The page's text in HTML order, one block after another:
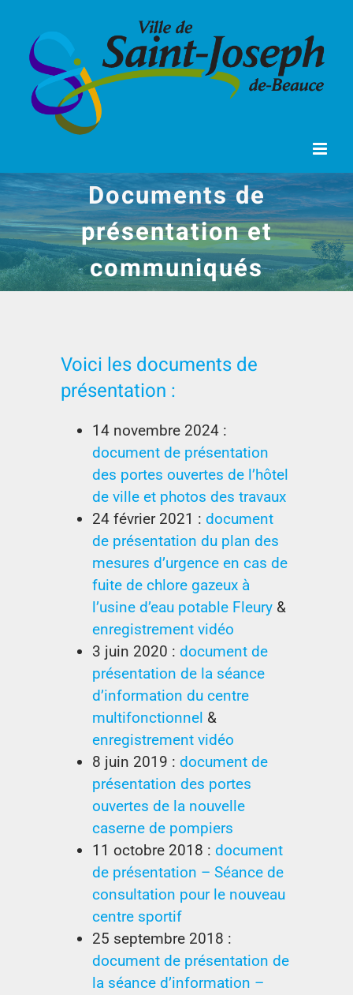
contenu
Documents de
présentation et
communiqués
Voici les documents de
présentation :
14 novembre 2024 :
document de présentation
des portes ouvertes de l’hôtel
de ville et photos des travaux
24 février 2021 :document
de présentation du plan des
mesures d’urgence en cas de
fuite de chlore gazeux à
l’usine d’eau potable Fleury &
enregistrement vidéo
3 juin 2020 :document de
présentation de la séance
d’information du centre
multifonctionnel &
enregistrement vidéo
8 juin 2019 :document de
présentation des portes
ouvertes de la nouvelle
caserne de pompiers
11 octobre 2018 :document
de présentation – Séance de
consultation pour le nouveau
centre sportif
25 septembre 2018 :
document de présentation de
la séance d’information –